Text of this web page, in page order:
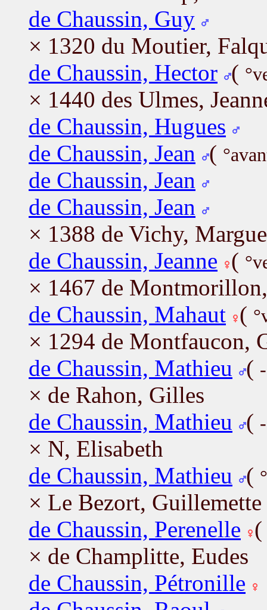
de Chaussin, Guy
× 1320 du Moutier,
de Chaussin, Hector (
× 1440 des Ulmes,
de Chaussin, Hugues
de Chaussin, Jean
(
de Chaussin, Jean
de Chaussin, Jean
× 1388 de Vichy,
de Chaussin, Jeanne (
× 1467 de
de Chaussin, Mahaut (
× 1294 de Montfaucon,
de Chaussin, Mathieu
(
× de Rahon, Gilles
de Chaussin, Mathieu
(
× N, Elisabeth
de Chaussin, Mathieu
(
× Le Bezort, Guillemette
de Chaussin, Perenelle
× de Champlitte, Eudes
de Chaussin, Pétronille